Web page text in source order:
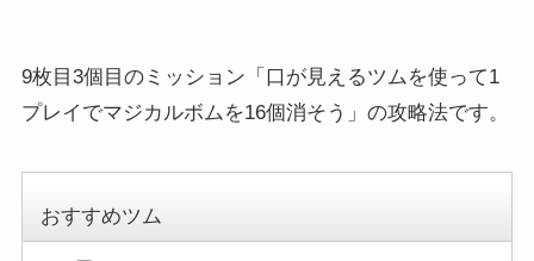
9枚目3個目のミッション「口が見えるツムを使って1
プレイでマジカルボムを16個消そう」の攻略法です。
おすすめツム